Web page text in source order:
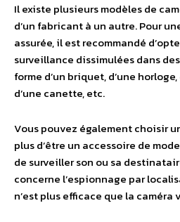
Il existe plusieurs modèles de
d’un fabricant à un autre. Pour
assurée, il est recommandé
surveillance dissimulées dans
forme d’un briquet, d’une
d’une canette, etc.
Vous pouvez également choisir
plus d’être un accessoire de
de surveiller son ou sa
concerne l’espionnage par
n’est plus efficace que la caméra